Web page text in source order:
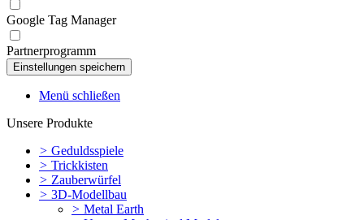
Google Tag Manager
Partnerprogramm
Menü schließen
Unsere Produkte
> Geduldsspiele
> Trickkisten
> Zauberwürfel
> 3D-Modellbau
> Metal Earth